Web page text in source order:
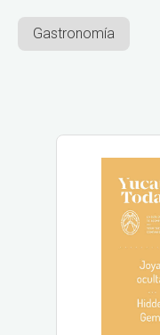
Gastronomía